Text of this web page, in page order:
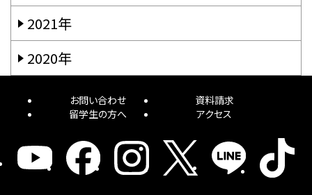
2021年
2020年
お問い合わせ
資料請求
留学生の方へ
アクセス